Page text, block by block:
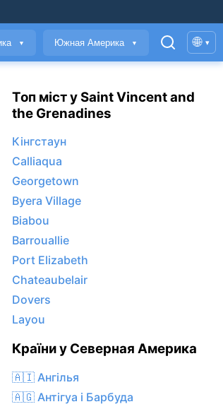
▼ Южная Америка ▼ 🌐 ▾
Топ міст у Saint Vincent and
the Grenadines
Кінгстаун
Calliaqua
Georgetown
Byera Village
Biabou
Barrouallie
Port Elizabeth
Chateaubelair
Dovers
Layou
Країни у Северная Америка
🇦🇮 Ангілья
🇦🇬 Антігуа і Барбуда